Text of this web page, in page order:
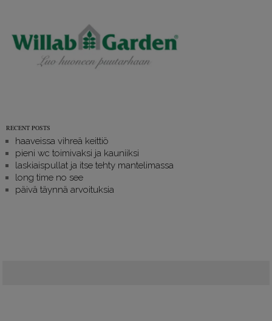
RECENT POSTS
haaveissa vihreä keittiö
pieni wc toimivaksi ja kauniiksi
laskiaispullat ja itse tehty mantelimassa
long time no see
päivä täynnä arvoituksia